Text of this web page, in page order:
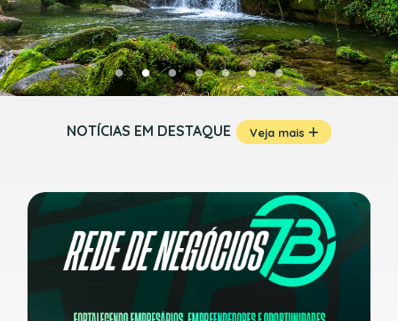
NOTÍCIAS EM DESTAQUE Veja mais